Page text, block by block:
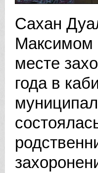
Сахан
Максимом
месте
года в